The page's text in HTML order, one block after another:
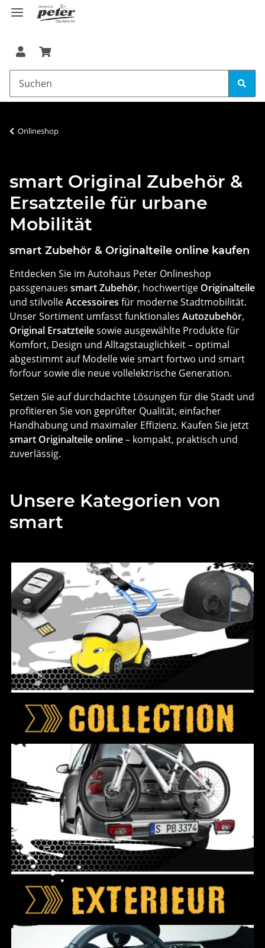
Onlineshop
smart Original Zubehör &
Ersatzteile für urbane
Mobilität
smart Zubehör & Originalteile online kaufen
Entdecken Sie im Autohaus Peter Onlineshop
passgenaues smart Zubehör, hochwertige Originalteile
und stilvolleAccessoires für moderne Stadtmobilität.
Unser Sortiment umfasst funktionales Autozubehör,
Original Ersatzteilesowie ausgewählte Produkte für
Komfort, Design und Alltagstauglichkeit – optimal
abgestimmt auf Modelle wie smart fortwo und smart
forfour sowie die neue vollelektrische Generation.
Setzen Sie auf durchdachte Lösungen für die Stadt und
profitieren Sie von geprüfter Qualität, einfacher
Handhabung und maximaler Effizienz. Kaufen Sie jetzt
smart Originalteile online– kompakt, praktisch und
zuverlässig.
Unsere Kategorien von
smart